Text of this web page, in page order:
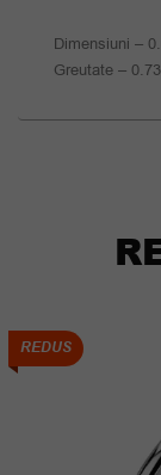
Dimensiuni –
Greutate – 0.73
REDUS